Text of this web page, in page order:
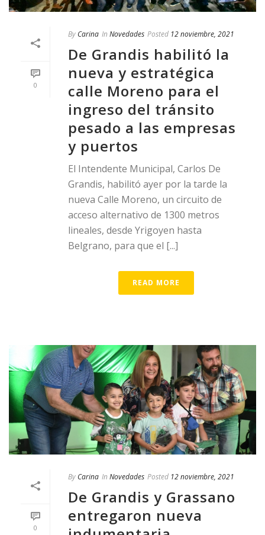
0
By Carina In Novedades Posted 12 noviembre, 2021
De Grandis habilitó la
nueva y estratégica
calle Moreno para el
ingreso del tránsito
pesado a las empresas
y puertos
El Intendente Municipal, Carlos De
Grandis, habilitó ayer por la tarde la
nueva Calle Moreno, un circuito de
acceso alternativo de 1300 metros
lineales, desde Yrigoyen hasta
Belgrano, para que el [...]
READ MORE
0
By Carina In Novedades Posted 12 noviembre, 2021
De Grandis y Grassano
entregaron nueva